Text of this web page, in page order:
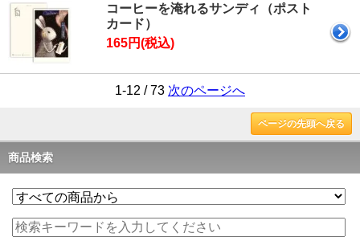
コーヒーを淹れるサンディ（ポスト
カード）
165円(税込)
1-12 / 73 次のページへ
ページの先頭へ戻る
商品検索